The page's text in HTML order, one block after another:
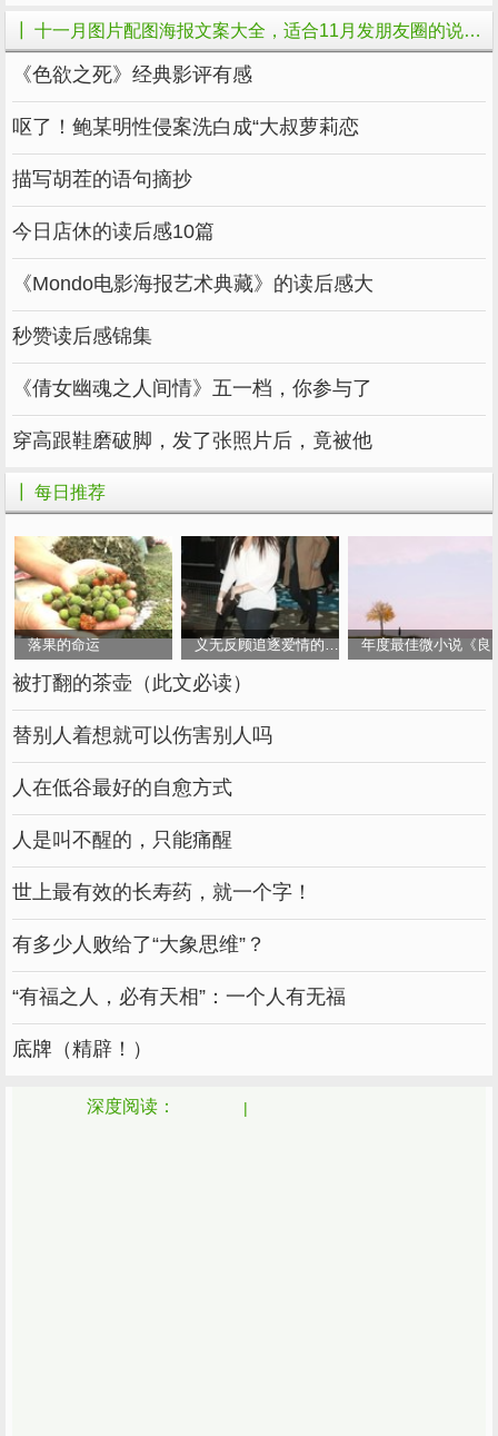
缘分，看到新的风景。
天道酬勤的道理讲了很多次，但努力不是口头
禅，
“晒出来” 努力不会成功 助推器。
通往梦想最快的方法就是脚踏实地，
吃别人不敢吃的苦，攻别人不敢攻的难。
真正的捷径是一步一步的。
加上一点追梦的努力，把生活变成喜欢的味道！
┃ 十一月图片配图海报文案大全，适合11月发朋友圈的说说句子短语的相关文章
《色欲之死》经典影评有感
呕了！鲍某明性侵案洗白成“大叔萝莉恋
描写胡茬的语句摘抄
今日店休的读后感10篇
《Mondo电影海报艺术典藏》的读后感大
秒赞读后感锦集
《倩女幽魂之人间情》五一档，你参与了
穿高跟鞋磨破脚，发了张照片后，竟被他
┃ 每日推荐
落果的命运 义无反顾追逐爱情的女人 年度最佳微小说《良
被打翻的茶壶（此文必读）
替别人着想就可以伤害别人吗
人在低谷最好的自愈方式
人是叫不醒的，只能痛醒
世上最有效的长寿药，就一个字！
有多少人败给了“大象思维”？
“有福之人，必有天相”：一个人有无福
底牌（精辟！）
深度阅读：